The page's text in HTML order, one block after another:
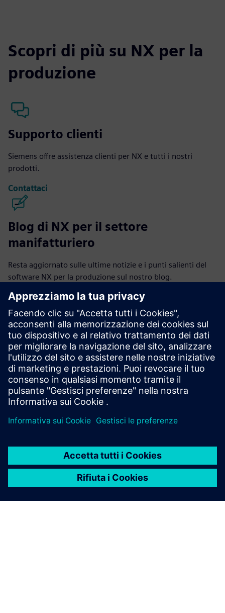
Scopri di più su NX per la
produzione
Supporto clienti
Siemens offre assistenza clienti per NX e tutti i nostri
prodotti.
Contattaci
Blog di NX per il settore
manifatturiero
Resta aggiornato sulle ultime notizie e i punti salienti del
software NX per la produzione sul nostro blog.
Visita il blog
NX per la comunità manifatturiera
Partecipa alla conversazione o ottieni risposte a tutte le sue
domande sul software NX for manufacturing.
Visita la community